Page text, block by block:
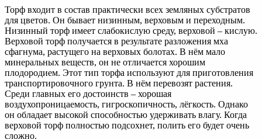
Торф входит в состав практически всех земляных субстратов
для цветов. Он бывает низинным, верховым и переходным.
Низинный торф имеет слабокислую среду, верховой – кислую.
Верховой торф получается в результате разложения мха
сфагнума, растущего на верховых болотах. В нём мало
минеральных веществ, он не отличается хорошим
плодородием. Этот тип торфа используют для приготовления
транспортировочного грунта. В нём перевозят растения.
Среди главных его достоинств – хорошая
воздухопроницаемость, гигроскопичность, лёгкость. Однако
он обладает высокой способностью удерживать влагу. Когда
верховой торф полностью подсохнет, полить его будет очень
сложно.